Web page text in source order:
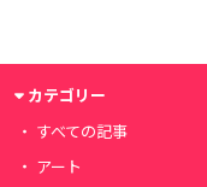
カテゴリー
すべての記事
アート